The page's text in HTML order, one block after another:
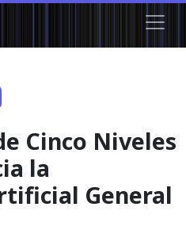
Cinco Niveles
la
General